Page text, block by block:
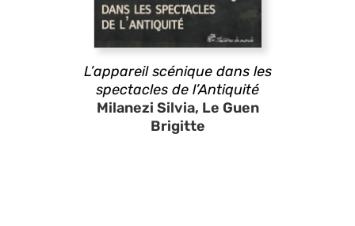
L’appareil scénique dans les
spectacles de l’Antiquité
Milanezi Silvia, Le Guen
Brigitte